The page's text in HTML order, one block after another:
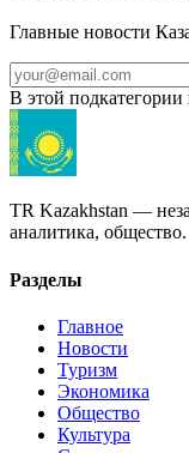
Главные новости
В этой подкатегории
TR Kazakhstan —
аналитика, общество.
Разделы
Главное
Новости
Туризм
Экономика
Общество
Культура